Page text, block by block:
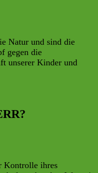
Natur und sind die
gegen die
unserer Kinder und
Kontrolle ihres